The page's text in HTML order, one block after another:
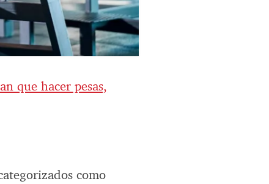
que hacer pesas,
como